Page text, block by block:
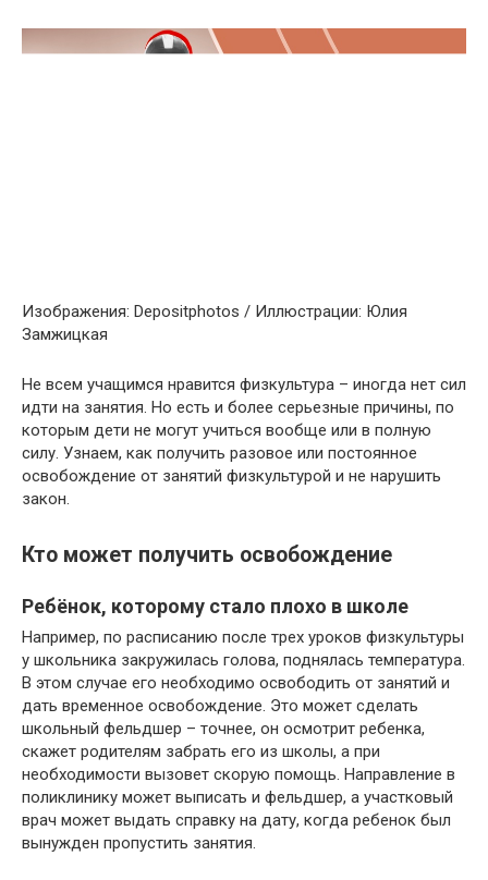
Изображения: Depositphotos / Иллюстрации: Юлия
Замжицкая
Не всем учащимся нравится физкультура – ​​иногда нет сил
идти на занятия. Но есть и более серьезные причины, по
которым дети не могут учиться вообще или в полную
силу. Узнаем, как получить разовое или постоянное
освобождение от занятий физкультурой и не нарушить
закон.
Кто может получить освобождение
Ребёнок, которому стало плохо в школе
Например, по расписанию после трех уроков физкультуры
у школьника закружилась голова, поднялась температура.
В этом случае его необходимо освободить от занятий и
дать временное освобождение. Это может сделать
школьный фельдшер – точнее, он осмотрит ребенка,
скажет родителям забрать его из школы, а при
необходимости вызовет скорую помощь. Направление в
поликлинику может выписать и фельдшер, а участковый
врач может выдать справку на дату, когда ребенок был
вынужден пропустить занятия.